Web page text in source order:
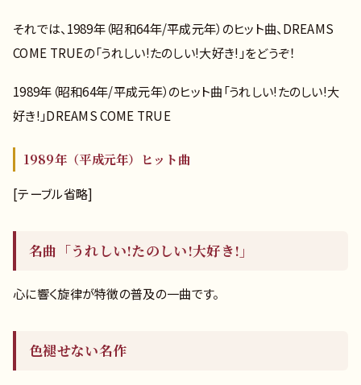
それでは、1989年（昭和64年/平成元年）のヒット曲、DREAMS
COME TRUEの「うれしい!たのしい!大好き!」をどうぞ！
1989年（昭和64年/平成元年）のヒット曲「うれしい!たのしい!大
好き!」DREAMS COME TRUE
1989年（平成元年）ヒット曲
[テーブル省略]
名曲「うれしい!たのしい!大好き!」
心に響く旋律が特徴の普及の一曲です。
色褪せない名作